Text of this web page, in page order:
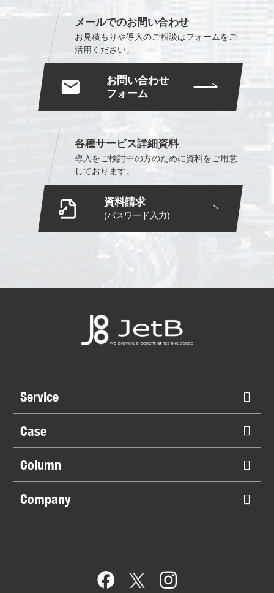
メールでのお問い合わせ
お見積もりや導入のご相談はフォームをご
活用ください。
お問い合わせ
フォーム
各種サービス詳細資料
導入をご検討中の方のために資料をご用意
しております。
資料請求
(パスワード入力)
Service
Case
Column
Company